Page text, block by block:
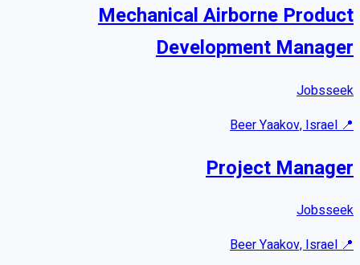
Mechanical Airborne Product
Development Manager
Jobsseek
📍
Beer Yaakov, Israel
Project Manager
Jobsseek
📍
Beer Yaakov, Israel